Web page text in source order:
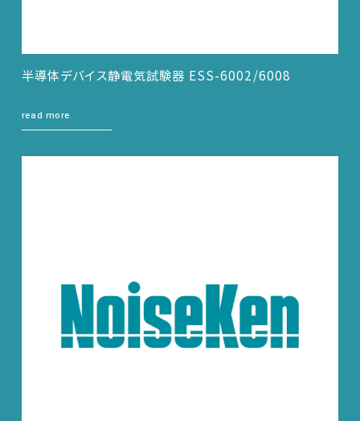
半導体デバイス静電気試験器 ESS-6002/6008
read more